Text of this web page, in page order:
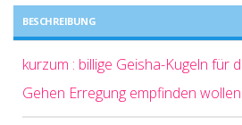
BESCHREIBUNG
kurzum : billige Geisha-Kugeln für
Gehen Erregung empfinden wollen.